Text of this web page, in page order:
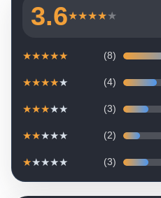
3.6★★★★★
★★★★★ (8)
★★★★★ (4)
★★★★★ (3)
★★★★★ (2)
★★★★★ (3)